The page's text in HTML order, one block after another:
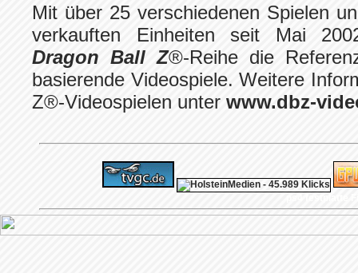
Mit über 25 verschiedenen Spielen
verkauften Einheiten seit Mai
Dragon Ball Z®-Reihe die
basierende Videospiele. Weitere
Z®-Videospielen unter www.dbz-